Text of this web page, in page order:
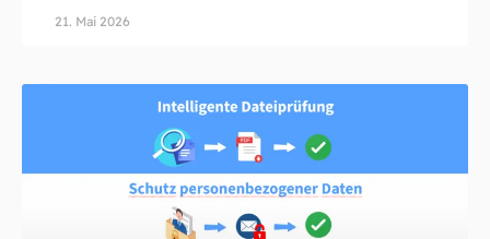
21. Mai 2026